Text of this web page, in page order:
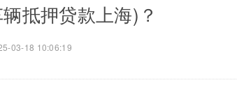
抵押贷款上海)？
03-18 10:06:19